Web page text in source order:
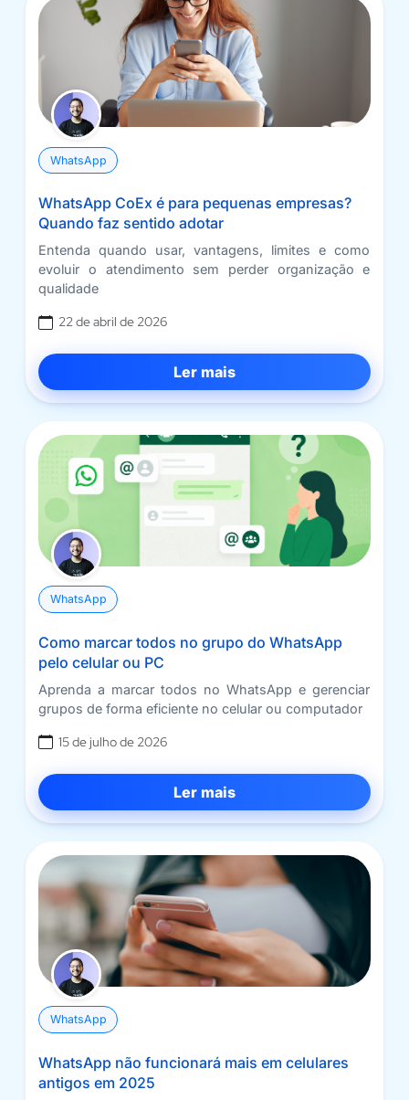
WhatsApp
WhatsApp CoEx é para pequenas empresas?
Quando faz sentido adotar
Entenda quando usar, vantagens, limites e como
evoluir o atendimento sem perder organização e
qualidade
22 de abril de 2026
Ler mais
WhatsApp
Como marcar todos no grupo do WhatsApp
pelo celular ou PC
Aprenda a marcar todos no WhatsApp e gerenciar
grupos de forma eficiente no celular ou computador
15 de julho de 2026
Ler mais
WhatsApp
WhatsApp não funcionará mais em celulares
antigos em 2025